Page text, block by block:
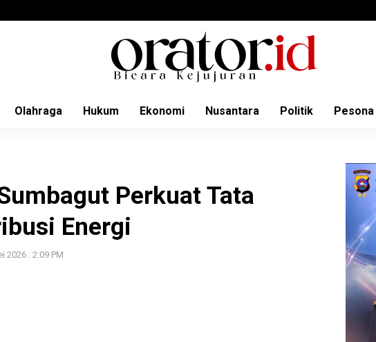
Olahraga Hukum Ekonomi Nusantara Politik Pesona
Perkuat Tata
Energi
2026 : 2:09 PM